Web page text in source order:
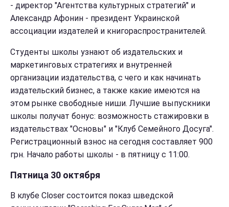
- директор "Агентства культурных стратегий" и
Александр Афонин - президент Украинской
ассоциации издателей и книгораспространителей.
Студенты школы узнают об издательских и
маркетинговых стратегиях и внутренней
организации издательства, с чего и как начинать
издательский бизнес, а также какие имеются на
этом рынке свободные ниши. Лучшие выпускники
школы получат бонус: возможность стажировки в
издательствах "Основы" и "Клуб Семейного Досуга".
Регистрационный взнос на сегодня составляет 900
грн. Начало работы школы - в пятницу с 11:00.
Пятница 30 октября
В клубе Closer состоится показ шведской